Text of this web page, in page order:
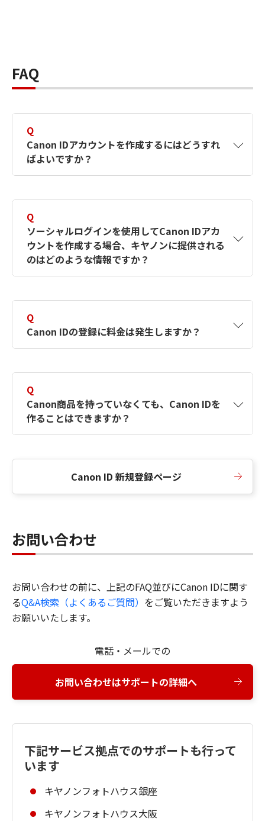
FAQ
Q
Canon IDアカウントを作成するにはどうすれ
ばよいですか？
す。詳しい作成方法は【カメラ】Canon IDとは
何ですか？Canon IDの作成方法は？をご確認く
ださい。
Q
ソーシャルログインを使用してCanon IDアカ
ウントを作成する場合、キヤノンに提供される
のはどのような情報ですか？
択したサービスから取得します。アカウントを
簡単に作成できるように、この情報を使用して
Canon IDの登録フォームを入力します。
Q
Canon IDの登録に料金は発生しますか？
Q
Canon商品を持っていなくても、Canon IDを
作ることはできますか？
Canon ID 新規登録ページ
お問い合わせ
お問い合わせの前に、上記のFAQ並びにCanon IDに関す
るQ&A検索（よくあるご質問） をご覧いただきますよう
お願いいたします。
電話・メールでの
お問い合わせはサポートの詳細へ
下記サービス拠点でのサポートも行って
います
キヤノンフォトハウス銀座
キヤノンフォトハウス大阪